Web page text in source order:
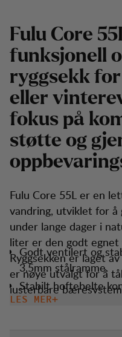
Fulu Core
funksjonell
ryggsekk
eller
fokus på
støtte og
Fulu Core 55L er en
vandring, utviklet for
under lange dager i
liter er den godt
Ryggsekken er laget
er nøye utvalgt for å
justerbare
konstruert for å
Godt ventilert og
3,5mm stålramme.
Stabilt hoftebelte
mot kroppen.
LES MER